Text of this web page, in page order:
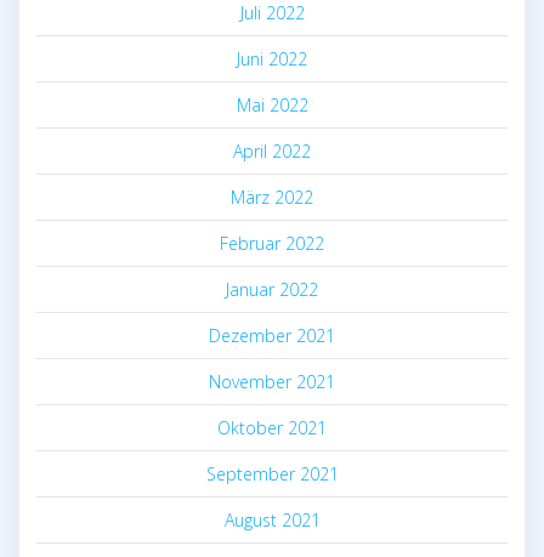
Juli 2022
Juni 2022
Mai 2022
April 2022
März 2022
Februar 2022
Januar 2022
Dezember 2021
November 2021
Oktober 2021
September 2021
August 2021